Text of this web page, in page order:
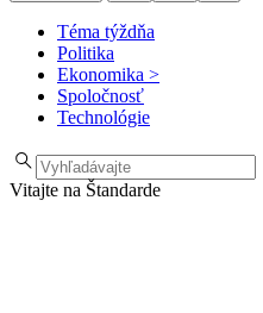
Téma týždňa
Politika
Ekonomika >
Spoločnosť
Technológie
Vitajte na Štandarde